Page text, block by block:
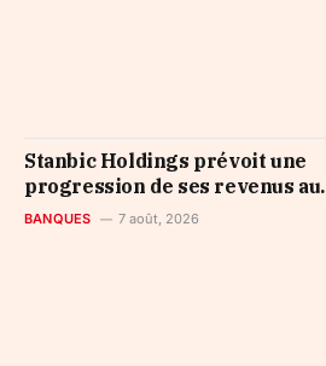
Stanbic Holdings prévoit une
progression de ses revenus au
second semestre grâce à la
BANQUES 7 août, 2026